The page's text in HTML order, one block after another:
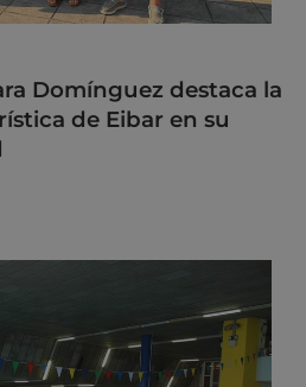
Domínguez destaca la
de Eibar en su